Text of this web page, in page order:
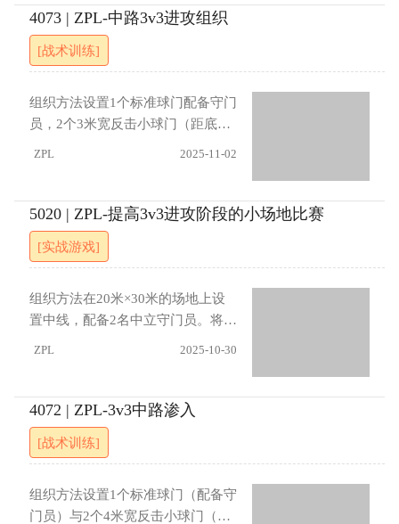
方进攻，保持阵型紧凑，封堵射门
角度。进展（1）只有2名防守队员
参与对方反击时的防守（形成3对
2）（2）设置中线，过了中线后应
用越位规则（3）传球必须为地面球
（4）进攻方在接到守门员发球后1
争夺球权开始，需通过传导保持控
球，并将球传给角球区队员后交换
位置，方可射门得分。若在任一半
场连续传球5次以上也可射门得分。
指导要点进攻方需通过快速短传与
灵活跑位保持球权，注重传球精度
型，利用协同逼抢切断传球路线。
位置交换时机。进展（1）取消球门
与射门环节，仅以保持球权为训练
目标（2）将球传给另一半场场外队
员可直接得分（3）限制仅可通过地
面传球组织进攻（4）场外队员可沿
底线或边线移动接应
4073 | ZPL-中路3v3进攻组织
[战术训练]
组织方法设置1个标准球门配备守门
员，2个3米宽反击小球门（距底线
球门后方。训练从中场3对3传球开
始，进攻方需将球传给罚球区前锋
方可射门，前锋仅可在罚球区活
动。防守方获得球权后立即反击两
个小球门。每次射门得分后，攻防
双方3名队员轮换位置继续练习。指
支援配合，通过快速传球创造射门
逼抢，利用整体移动封堵传球路
线。攻防转换时需迅速调整站位，
保持防守紧凑性。进展（1）进攻受
阻时可回传小球门后队员轮换位
置，保持球权（2）允许进攻方在罚
球区外射门得分（3）要求进攻方必
ZPL 2025-11-02
5020 | ZPL-提高3v3进攻阶段的小场地比赛
[实战游戏]
组织方法在20米×30米的场地上设
置中线，配备2名中立守门员。将队
线外。训练从2对2半场开始，目标
是通过传导将球转移至1对1半场的
前锋完成射门。边路队员可接应传
球，进场后原传球队员需交换至边
路位置。每次射门后（无论是否得
分），由原进攻方继续控球组织下
ZPL 2025-10-30
4072 | ZPL-3v3中路渗入
[战术训练]
组织方法设置1个标准球门（配备守
门员）与2个4米宽反击小球门（位